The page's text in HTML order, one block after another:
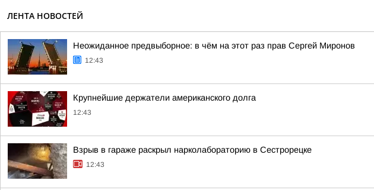
ЛЕНТА НОВОСТЕЙ
Неожиданное предвыборное: в чём на этот раз прав Сергей Миронов
12:43
Крупнейшие держатели американского долга
12:43
Взрыв в гараже раскрыл нарколабораторию в Сестрорецке
12:43